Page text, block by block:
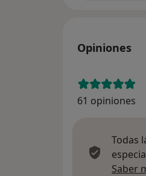
Opiniones
61 opiniones
Todas
Saber